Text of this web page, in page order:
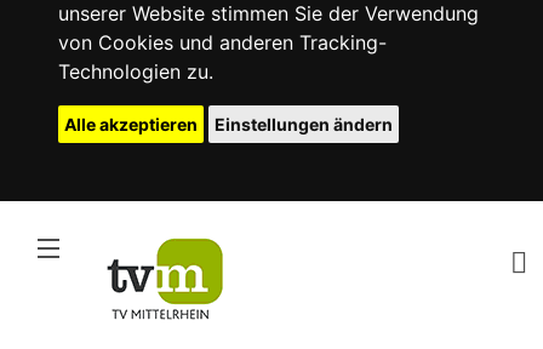
unserer Website stimmen Sie der Verwendung
von Cookies und anderen Tracking-
Technologien zu.
Alle akzeptieren Einstellungen ändern